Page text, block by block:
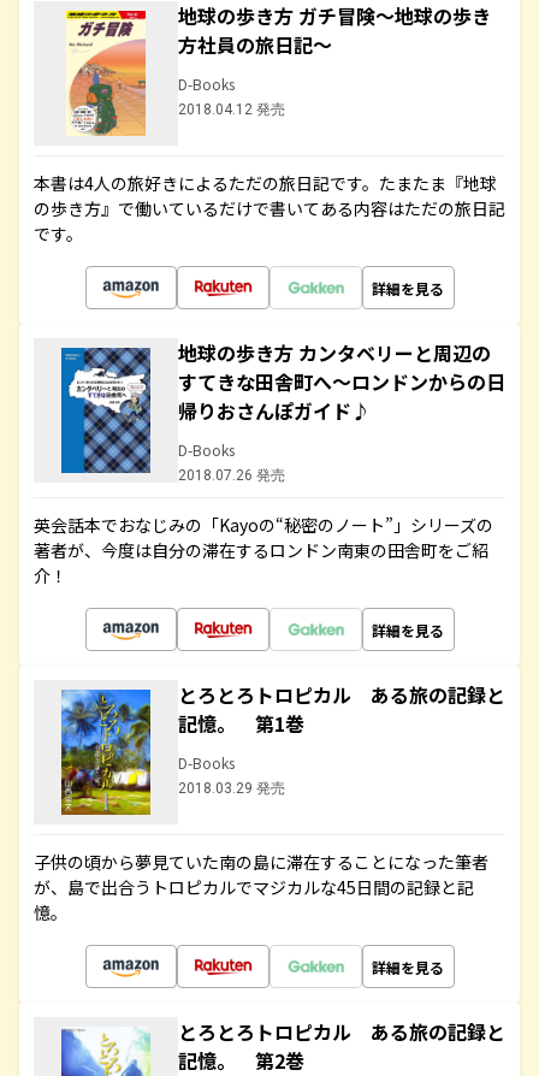
地球の歩き方 ガチ冒険～地球の歩き
方社員の旅日記～
D-Books
2018.04.12 発売
本書は4人の旅好きによるただの旅日記です。たまたま『地球
の歩き方』で働いているだけで書いてある内容はただの旅日記
です。
詳細を見る
地球の歩き方 カンタベリーと周辺の
すてきな田舎町へ～ロンドンからの日
帰りおさんぽガイド♪
D-Books
2018.07.26 発売
英会話本でおなじみの「Kayoの“秘密のノート”」シリーズの
著者が、今度は自分の滞在するロンドン南東の田舎町をご紹
介！
詳細を見る
とろとろトロピカル ある旅の記録と
記憶。 第1巻
D-Books
2018.03.29 発売
子供の頃から夢見ていた南の島に滞在することになった筆者
が、島で出合うトロピカルでマジカルな45日間の記録と記
憶。
詳細を見る
とろとろトロピカル ある旅の記録と
記憶。 第2巻